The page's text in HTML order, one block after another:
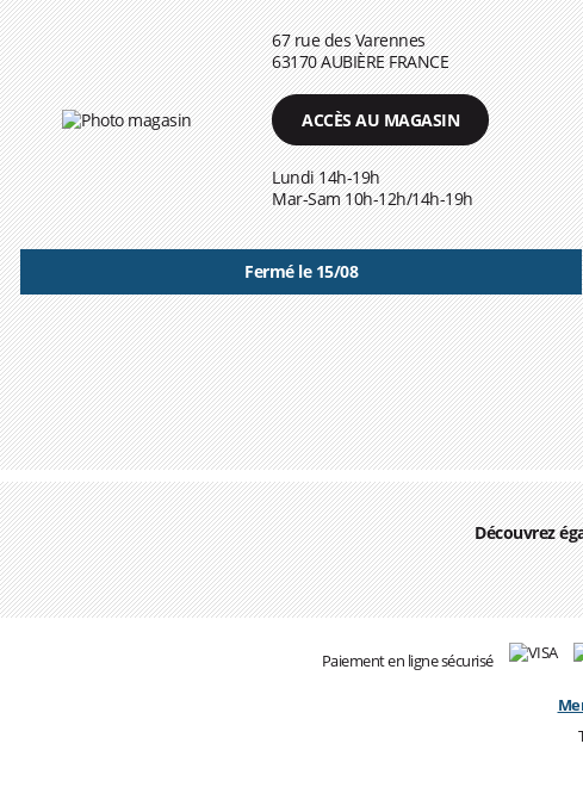
67 rue des Varennes
63170 AUBIÈRE FRANCE
ACCÈS AU MAGASIN
Lundi 14h-19h
Mar-Sam 10h-12h/14h-19h
Fermé le 15/08
Découvrez
Paiement en ligne sécurisé